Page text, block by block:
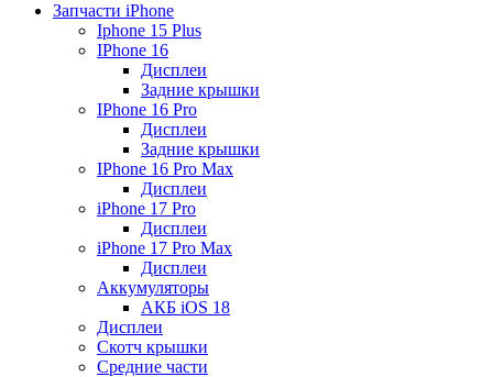
Запчасти iPhone
Iphone 15 Plus
IPhone 16
Дисплеи
Задние крышки
IPhone 16 Pro
Дисплеи
Задние крышки
IPhone 16 Pro Max
Дисплеи
iPhone 17 Pro
Дисплеи
iPhone 17 Pro Max
Дисплеи
Аккумуляторы
АКБ iOS 18
Дисплеи
Скотч крышки
Средние части